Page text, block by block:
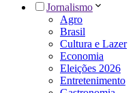
Jornalismo
Agro
Brasil
Cultura e Lazer
Economia
Eleições 2026
Entretenimento